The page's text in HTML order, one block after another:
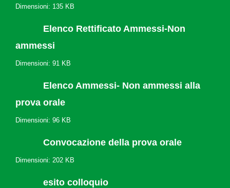
Dimensioni: 135 KB
Elenco Rettificato Ammessi-Non
ammessi
Dimensioni: 91 KB
Elenco Ammessi- Non ammessi alla
prova orale
Dimensioni: 96 KB
Convocazione della prova orale
Dimensioni: 202 KB
esito colloquio